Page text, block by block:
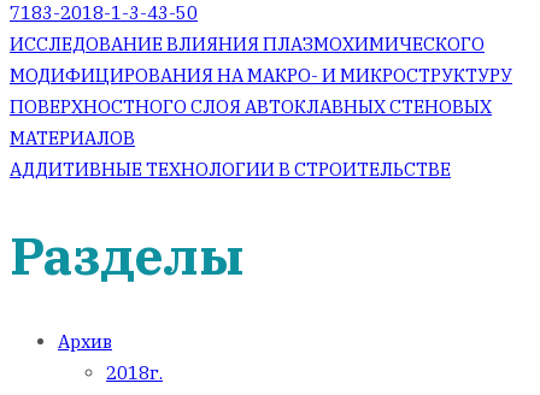
7183-2018-1-3-43-50
Навигация
по
записям
ИССЛЕДОВАНИЕ ВЛИЯНИЯ ПЛАЗМОХИМИЧЕСКОГО
МОДИФИЦИРОВАНИЯ НА МАКРО- И МИКРОСТРУКТУРУ
ПОВЕРХНОСТНОГО СЛОЯ АВТОКЛАВНЫХ СТЕНОВЫХ
МАТЕРИАЛОВ
АДДИТИВНЫЕ ТЕХНОЛОГИИ В СТРОИТЕЛЬСТВЕ
Разделы
Архив
2018г.